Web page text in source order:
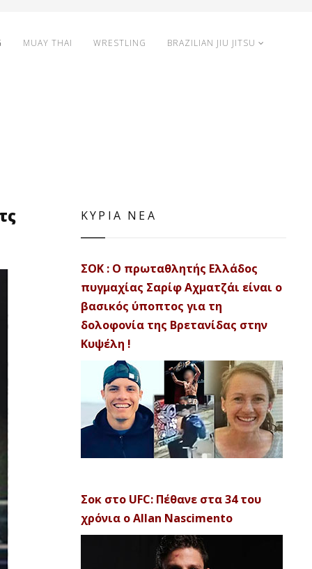
MUAY THAI WRESTLING BRAZILIAN JIU JITSU
ΚΥΡΙΑ ΝΕΑ
ΣΟΚ : Ο πρωταθλητής Ελλάδος
πυγμαχίας Σαρίφ Αχματζάι είναι ο
βασικός ύποπτος για τη
δολοφονία της Βρετανίδας στην
Κυψέλη !
Σοκ στο UFC: Πέθανε στα 34 του
χρόνια ο Allan Nascimento